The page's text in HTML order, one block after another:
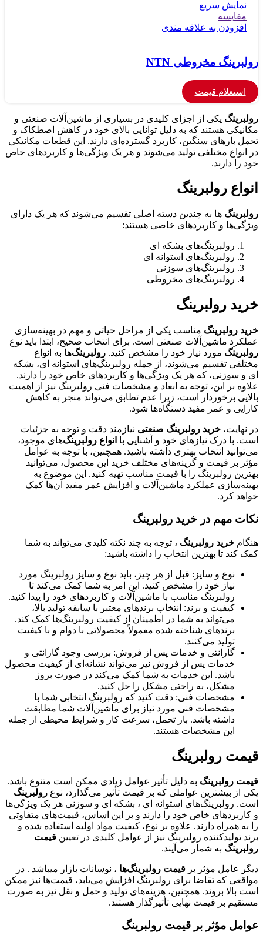
نمایش سریع
مقايسه
افزودن به علاقه مندی
رولبرینگ مخروطی NTN
استعلام قیمت
رولبرینگ‌ یکی از اجزای کلیدی در بسیاری از ماشین‌آلات صنعتی و
مکانیکی هستند که به دلیل توانایی بالای خود در کاهش اصطکاک و
تحمل بارهای سنگین، کاربرد گسترده‌ای دارند. این قطعات مکانیکی
در انواع مختلفی تولید می‌شوند و هر یک ویژگی‌ها و کاربردهای خاص
خود را دارند.
انواع رولبرینگ
رولبرینگ‌ ها به چندین دسته اصلی تقسیم می‌شوند که هر یک دارای
ویژگی‌ها و کاربردهای خاصی هستند:
رولبرینگ‌های بشکه ای
رولبرینگ‌های استوانه ای
رولبرینگ‌های سوزنی
رولبرینگ‌های مخروطی
خرید رولبرینگ
خرید رولبرینگ مناسب یکی از مراحل حیاتی و مهم در بهینه‌سازی
عملکرد ماشین‌آلات صنعتی است. برای انتخاب صحیح، ابتدا باید نوع
رولبرینگ مورد نیاز خود را مشخص کنید. رولبرینگ‌ها به انواع
مختلفی تقسیم می‌شوند، از جمله رولبرینگ‌های استوانه ای، بشکه
ای و سوزنی، که هر یک ویژگی‌ها و کاربردهای خاص خود را دارند.
علاوه بر این، توجه به ابعاد و مشخصات فنی رولبرینگ نیز از اهمیت
بالایی برخوردار است، زیرا عدم تطابق می‌تواند منجر به کاهش
کارایی و عمر مفید دستگاه‌ها شود.
در نهایت، خرید رولبرینگ صنعتی نیازمند دقت و توجه به جزئیات
است. با درک نیازهای خود و آشنایی با انواع رولبرینگ‌های موجود،
می‌توانید انتخاب بهتری داشته باشید. همچنین، با توجه به عوامل
مؤثر بر قیمت و گزینه‌های مختلف خرید این محصول، می‌توانید
بهترین رولبرینگ را با قیمت مناسب تهیه کنید. این موضوع به
بهینه‌سازی عملکرد ماشین‌آلات و افزایش عمر مفید آن‌ها کمک
خواهد کرد.
نکات مهم در خرید رولبرینگ
هنگام خرید رولبرینگ ، توجه به چند نکته کلیدی می‌تواند به شما
کمک کند تا بهترین انتخاب را داشته باشید:
نوع و سایز: قبل از هر چیز، باید نوع و سایز رولبرینگ مورد
نیاز خود را مشخص کنید. این امر به شما کمک می‌کند تا
رولبرینگ مناسب با ماشین‌آلات و کاربردهای خود را پیدا کنید.
کیفیت و برند: انتخاب برندهای معتبر با سابقه تولید بالا،
می‌تواند به شما در اطمینان از کیفیت رولبرینگ‌ها کمک کند.
برندهای شناخته شده معمولاً محصولاتی با دوام و با کیفیت
تولید می‌کنند.
گارانتی و خدمات پس از فروش: بررسی وجود گارانتی و
خدمات پس از فروش نیز می‌تواند نشانه‌ای از کیفیت محصول
باشد. این خدمات به شما کمک می‌کند در صورت بروز
مشکل، به راحتی مشکل را حل کنید.
مشخصات فنی: دقت کنید که رولبرینگ انتخابی شما با
مشخصات فنی مورد نیاز برای ماشین‌آلات شما مطابقت
داشته باشد. بار تحمل، سرعت کار و شرایط محیطی از جمله
این مشخصات هستند.
قیمت رولبرینگ
قیمت رولبرینگ‌ به دلیل تأثیر عوامل زیادی ممکن است متنوع باشد.
یکی از بیشترین عواملی که بر قیمت تأثیر می‌گذارد، نوع رولبرینگ
است. رولبرینگ‌های استوانه ای ، بشکه ای و سوزنی هر یک ویژگی‌ها
و کاربردهای خاص خود را دارند و بر این اساس، قیمت‌های متفاوتی
را به همراه دارند. علاوه بر نوع، کیفیت مواد اولیه استفاده شده و
برند تولیدکننده رولبرینگ نیز از عوامل کلیدی در تعیین قیمت
رولبرینگ‌ به شمار می‌آیند.
دیگر عامل مؤثر بر قیمت رولبرینگ‌ها ، نوسانات بازار میباشد . در
مواقعی که تقاضا برای رولبرینگ افزایش می‌یابد، قیمت‌ها نیز ممکن
است بالا بروند. همچنین، هزینه‌های تولید و حمل و نقل نیز به صورت
مستقیم بر قیمت نهایی تأثیرگذار هستند.
عوامل مؤثر بر قیمت رولبرینگ